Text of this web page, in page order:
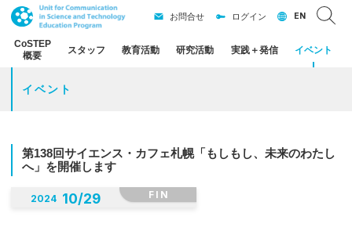
CoSTEP
概要
スタッフ 教育活動 研究活動 実践＋発信 イベント
お問合せ ログイン EN
イベント
第138回サイエンス ・ カフェ札幌「もしもし、 未来のわたし
へ」を開催します
FIN
2024 10/29